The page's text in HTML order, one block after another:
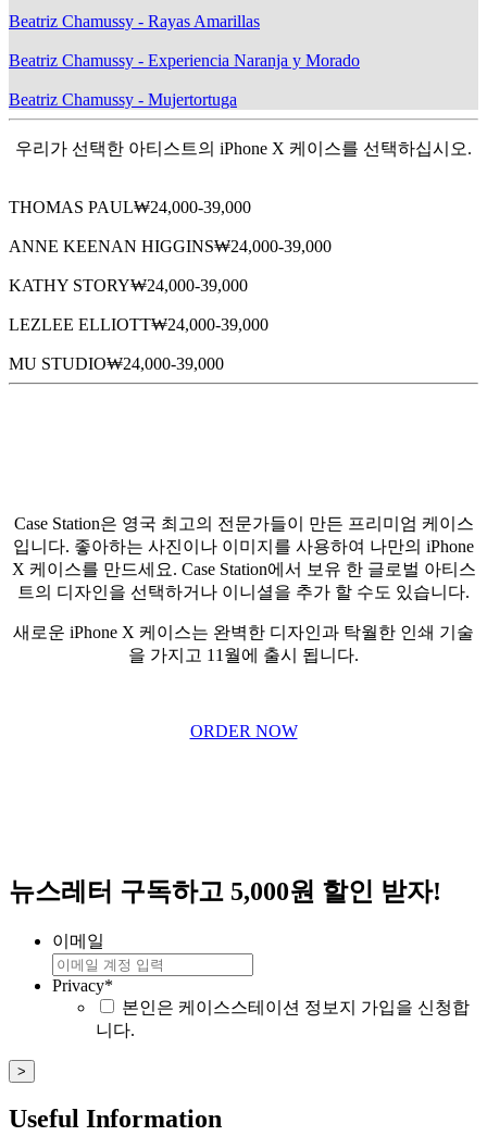
Beatriz Chamussy - Rayas Amarillas
Beatriz Chamussy - Experiencia Naranja y Morado
Beatriz Chamussy - Mujertortuga
우리가 선택한 아티스트의 iPhone X 케이스를 선택하십시오.
THOMAS PAUL₩24,000-39,000
ANNE KEENAN HIGGINS₩24,000-39,000
KATHY STORY₩24,000-39,000
LEZLEE ELLIOTT₩24,000-39,000
MU STUDIO₩24,000-39,000
Case Station은 영국 최고의 전문가들이 만든 프리미엄 케이스
입니다. 좋아하는 사진이나 이미지를 사용하여 나만의 iPhone
X 케이스를 만드세요. Case Station에서 보유 한 글로벌 아티스
트의 디자인을 선택하거나 이니셜을 추가 할 수도 있습니다.
새로운 iPhone X 케이스는 완벽한 디자인과 탁월한 인쇄 기술
을 가지고 11월에 출시 됩니다.
ORDER NOW
뉴스레터 구독하고 5,000원 할인 받자!
이메일
Privacy*
본인은 케이스스테이션 정보지 가입을 신청합
니다.
Useful Information